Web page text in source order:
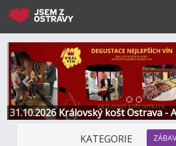
31.10.2026 Královský košt Ostrava -
Restaurace a Hotel
Předchozí
KATEGORIE